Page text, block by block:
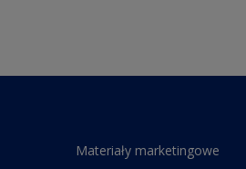
Materiały marketingowe